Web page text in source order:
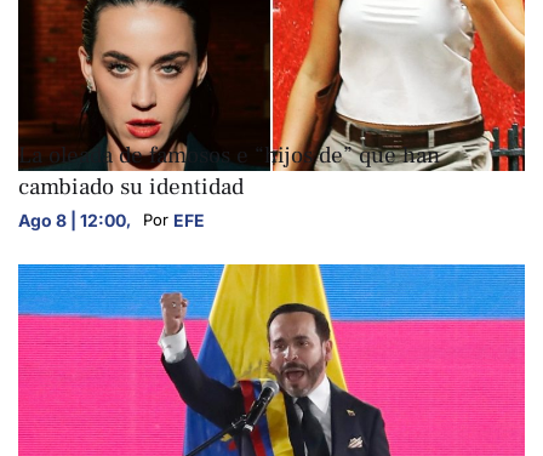
ARTE Y CULTURA
La oleada de famosos e “hijos de” que han
cambiado su identidad
Ago 8 | 12:00, Por EFE